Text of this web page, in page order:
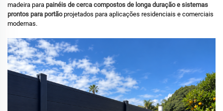
madeira para painéis de cerca compostos de longa duração e sistemas
prontos para portãoprojetados para aplicações residenciais e comerciais
modernas.